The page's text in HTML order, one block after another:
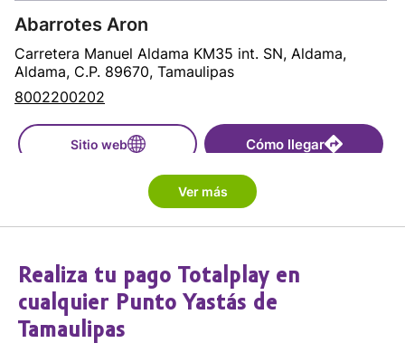
Abarrotes Aron
Carretera Manuel Aldama KM35 int. SN, Aldama,
Aldama, C.P. 89670, Tamaulipas
8002200202
Sitio web Cómo llegar
Abarrotes Betty
Laguna Madre 17 int. SN, Las Higuerillas, Matamoros,
8002200202
Sitio web
Ver más
Realiza tu pago Totalplay en
cualquier Punto Yastás de
Tamaulipas